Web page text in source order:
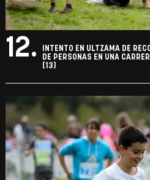
12.
INTENTO EN ULTZAMA DE
DE PERSONAS EN UNA
(13)